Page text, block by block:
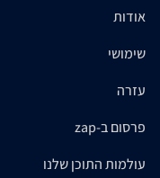
אודות
שימושי
עזרה
פרסום ב-zap
עולמות התוכן שלנו